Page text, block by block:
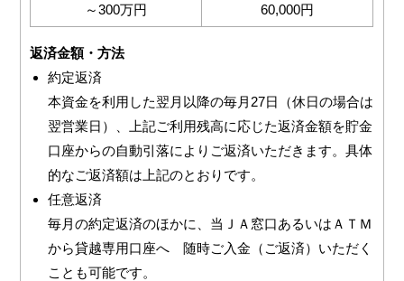
～300万円 60,000円
返済金額・方法
約定返済
本資金を利用した翌月以降の毎月27日（休日の場合は
翌営業日）、上記ご利用残高に応じた返済金額を貯金
口座からの自動引落によりご返済いただきます。具体
的なご返済額は上記のとおりです。
任意返済
毎月の約定返済のほかに、当ＪＡ窓口あるいはＡＴＭ
から貸越専用口座へ 随時ご入金（ご返済）いただく
ことも可能です。